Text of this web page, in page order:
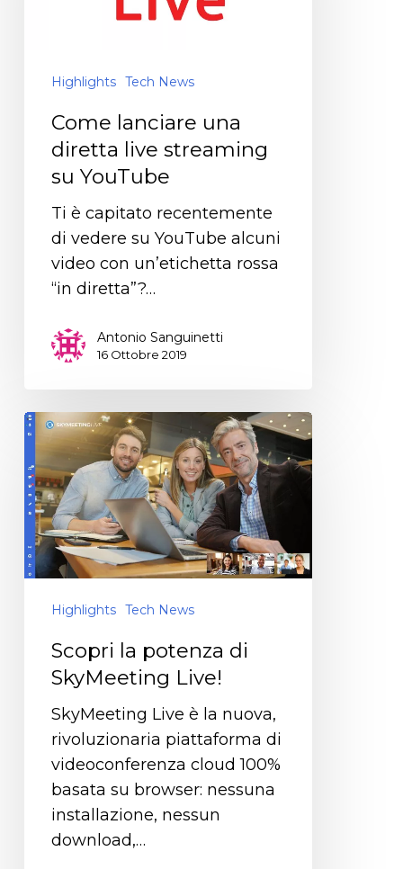
Highlights Tech News
Come lanciare una
diretta live streaming
su YouTube
Ti è capitato recentemente
di vedere su YouTube alcuni
video con un’etichetta rossa
“in diretta”?…
Antonio Sanguinetti
16 Ottobre 2019
Highlights Tech News
Scopri la potenza di
SkyMeeting Live!
SkyMeeting Live è la nuova,
rivoluzionaria piattaforma di
videoconferenza cloud 100%
basata su browser: nessuna
installazione, nessun
download,…